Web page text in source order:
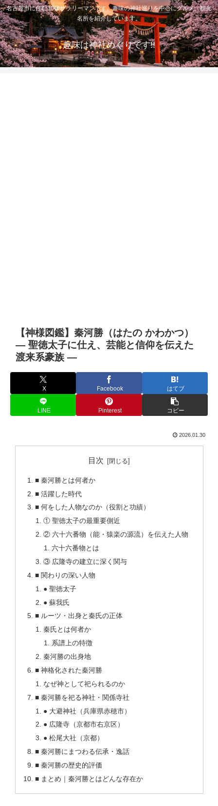
名古屋市に住む30代サラリーマンです。趣味の神社巡りを中心にグルメ、観光
名所を紹介しています。
趣味は神社めぐりです!!
【神様図鑑】秦河勝（はたの かわかつ）
― 聖徳太子に仕え、芸能と信仰を伝えた
渡来系豪族 ―
X Facebook はてブ
LINE Pinterest コピー
2026.01.30
目次
■ 秦河勝とは何者か
■ 活躍した時代
■ 何をした人物なのか（役割と功績）
① 聖徳太子の最重要側近
② 六十六番物（能・猿楽の源流）を伝えた人物
六十六番物とは
③ 広隆寺の建立に深く関与
■ 関わりの深い人物
● 聖徳太子
● 蘇我氏
■ ルーツ・出身と秦氏の正体
秦氏とは何者か
系譜上の特徴
秦河勝の出身地
■ 神格化された秦河勝
なぜ神として祀られるのか
■ 秦河勝を祀る神社・関係寺社
● 大避神社（兵庫県赤穂市）
● 広隆寺（京都市右京区）
● 松尾大社（京都）
■ 秦河勝にまつわる伝承・逸話
■ 秦河勝の歴史的評価
■ まとめ｜秦河勝とはどんな存在か